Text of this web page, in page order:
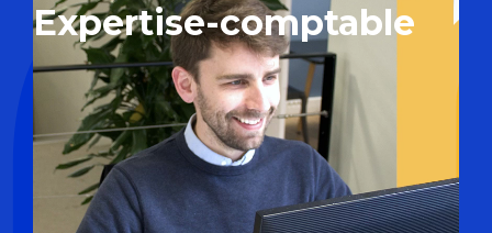
Expertise-comptable
Bienvenue sur notre page dédiée à
l’expertise-comptable. Ici, nous mettons à
votre disposition des informations et des
conseils pour vous aider à mieux comprendre
les enjeux et les services liés à la comptabilité
d’entreprise.